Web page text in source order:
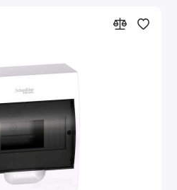
зарядные устройства